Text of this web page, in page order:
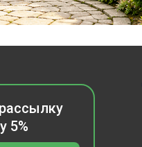
5%